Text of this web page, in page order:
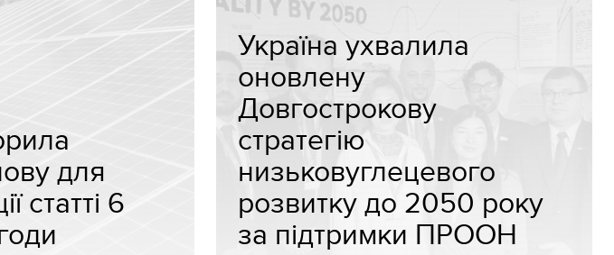
для
статті 6
Україна ухвалила
оновлену
Довгострокову
стратегію
низьковуглецевого
розвитку до 2050 року
за підтримки ПРООН